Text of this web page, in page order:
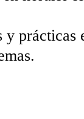
prácticas